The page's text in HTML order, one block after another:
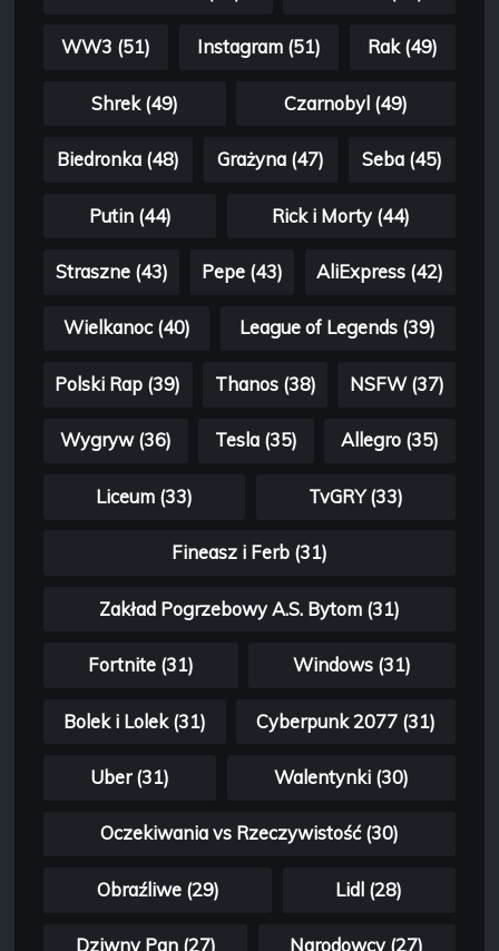
WW3 (51) Instagram (51) Rak (49)
Shrek (49) Czarnobyl (49)
Biedronka (48) Grażyna (47) Seba (45)
Putin (44) Rick i Morty (44)
Straszne (43) Pepe (43) AliExpress (42)
Wielkanoc (40) League of Legends (39)
Polski Rap (39) Thanos (38) NSFW (37)
Wygryw (36) Tesla (35) Allegro (35)
Liceum (33) TvGRY (33)
Fineasz i Ferb (31)
Zakład Pogrzebowy A.S. Bytom (31)
Fortnite (31) Windows (31)
Bolek i Lolek (31) Cyberpunk 2077 (31)
Uber (31) Walentynki (30)
Oczekiwania vs Rzeczywistość (30)
Obraźliwe (29) Lidl (28)
Dziwny Pan (27) Narodowcy (27)